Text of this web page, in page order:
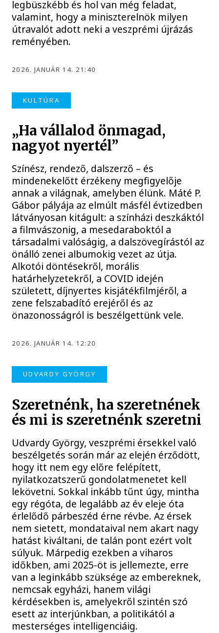
legbüszkébb és hol van még feladat,
valamint, hogy a miniszterelnök milyen
útravalót adott neki a veszprémi újrázás
reményében.
2026. JANUÁR 14. 21:40
KULTÚRA
„Ha vállalod önmagad,
nagyot nyertél”
Színész, rendező, dalszerző – és
mindenekelőtt érzékeny megfigyelője
annak a világnak, amelyben élünk. Máté P.
Gábor pályája az elmúlt másfél évtizedben
látványosan kitágult: a színházi deszkáktól
a filmvászonig, a mesedaraboktól a
társadalmi valóságig, a dalszövegírástól az
önálló zenei albumokig vezet az útja.
Alkotói döntésekről, morális
határhelyzetekről, a COVID idején
született, díjnyertes kisjátékfilmjéről, a
zene felszabadító erejéről és az
önazonosságról is beszélgettünk vele.
2026. JANUÁR 14. 12:20
UDVARDY GYÖRGY
Szeretnénk, ha szeretnének
és mi is szeretnénk szeretni
Udvardy György, veszprémi érsekkel való
beszélgetés során már az elején érződött,
hogy itt nem egy előre felépített,
nyilatkozatszerű gondolatmenetet kell
lekövetni. Sokkal inkább tűnt úgy, mintha
egy régóta, de legalább az év eleje óta
érlelődő párbeszéd érne révbe. Az érsek
nem sietett, mondataival nem akart nagy
hatást kiváltani, de talán pont ezért volt
súlyuk. Márpedig ezekben a viharos
időkben, ami 2025-öt is jellemezte, erre
van a leginkább szüksége az embereknek,
nemcsak egyházi, hanem világi
kérdésekben is, amelyekről szintén szó
esett az interjúnkban, a politikától a
mesterséges intelligenciáig.